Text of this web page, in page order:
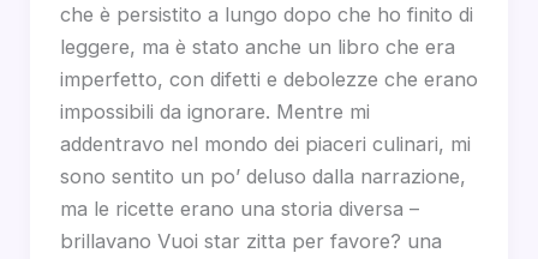
che è persistito a lungo dopo che ho finito di
leggere, ma è stato anche un libro che era
imperfetto, con difetti e debolezze che erano
impossibili da ignorare. Mentre mi
addentravo nel mondo dei piaceri culinari, mi
sono sentito un po’ deluso dalla narrazione,
ma le ricette erano una storia diversa –
brillavano Vuoi star zitta per favore? una